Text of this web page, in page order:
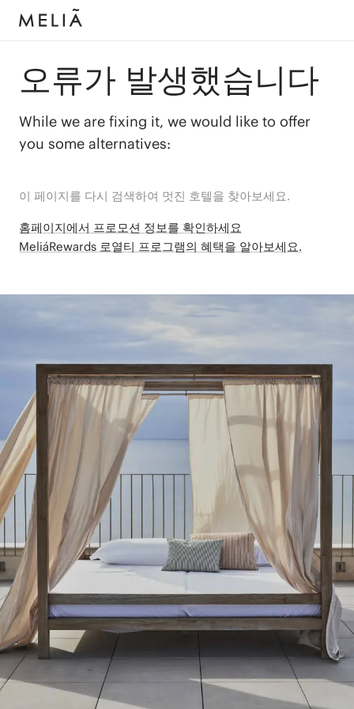
오류가 발생했습니다
While we are fixing it, we would like to offer
you some alternatives:
이 페이지를 다시 검색하여 멋진 호텔을 찾아보세요.
홈페이지에서 프로모션 정보를 확인하세요
MeliáRewards 로열티 프로그램의 혜택을 알아보세요.